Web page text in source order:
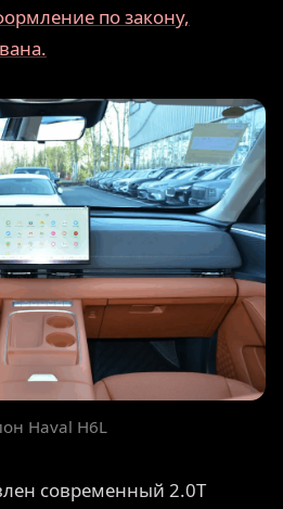
по закону,
Haval H6L
современный 2.0T